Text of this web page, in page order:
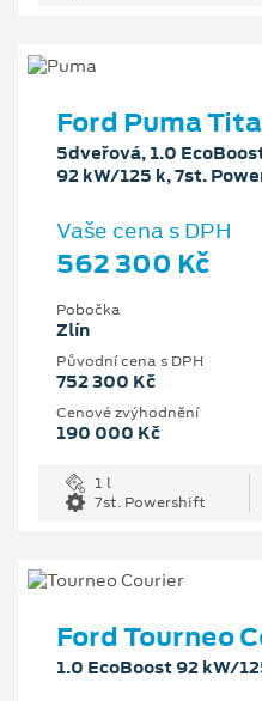
Ford Puma
5dveřová, 1.0
92 kW/125 k, 7st.
Vaše cena s DPH
562 300 Kč
Pobočka
Zlín
Původní cena s DPH
752 300 Kč
Cenové zvýhodnění
190 000 Kč
1 l
7st. Powershift
Ford Tourneo
1.0 EcoBoost 92 kW/